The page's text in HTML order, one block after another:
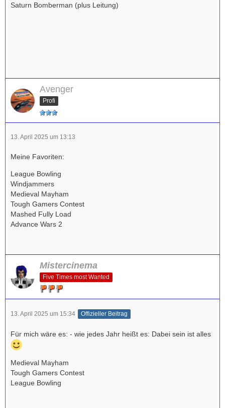
Saturn Bomberman (plus Leitung)
Avenger
Profi
13. April 2025 um 13:13
Meine Favoriten:
League Bowling
Windjammers
Medieval Mayham
Tough Gamers Contest
Mashed Fully Load
Advance Wars 2
Mistercinema
Five Times most Wanted
13. April 2025 um 15:34 Offizieller Beitrag
Für mich wäre es: - wie jedes Jahr heißt es: Dabei sein ist alles
Medieval Mayham
Tough Gamers Contest
League Bowling